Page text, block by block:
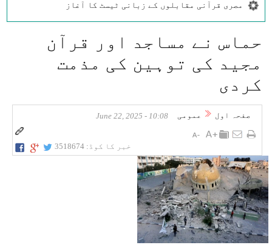
مصری قرآنی مقابلوں کے زبانی ٹیسٹ کا آغاز
حماس نے مساجد اور قرآن
مجید کی توہین کی مذمت
کردی
صفحہ اول عمومی 10:08 - June 22, 2025
خبر کا کوڈ: 3518674